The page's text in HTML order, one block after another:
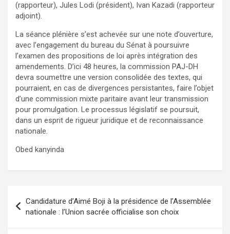
(rapporteur), Jules Lodi (président), Ivan Kazadi (rapporteur
adjoint).
La séance plénière s’est achevée sur une note d’ouverture,
avec l’engagement du bureau du Sénat à poursuivre
l’examen des propositions de loi après intégration des
amendements. D’ici 48 heures, la commission PAJ-DH
devra soumettre une version consolidée des textes, qui
pourraient, en cas de divergences persistantes, faire l’objet
d’une commission mixte paritaire avant leur transmission
pour promulgation. Le processus législatif se poursuit,
dans un esprit de rigueur juridique et de reconnaissance
nationale.
Obed kanyinda
de
l’article
Candidature d’Aimé Boji à la présidence de l’Assemblée
nationale : l’Union sacrée officialise son choix